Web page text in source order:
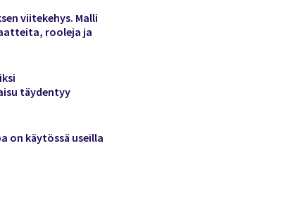
viitekehys. Malli
rooleja ja
täydentyy
on käytössä useilla